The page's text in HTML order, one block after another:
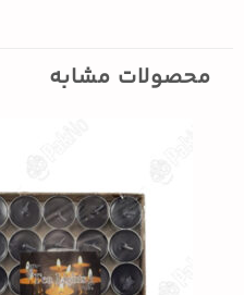
محصولات مشابه